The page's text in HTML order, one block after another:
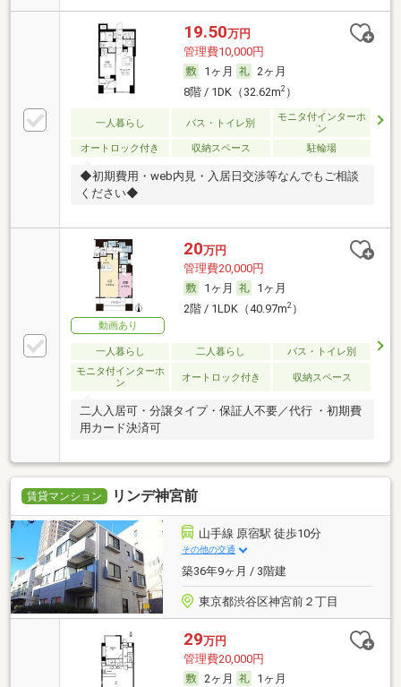
19.50万円
管理費10,000円
1ヶ月
2ヶ月
8階 / 1DK（32.62m2）
一人暮らし バス・トイレ別
モニタ付インターホ
ン
オートロック付き
収納スペース 駐輪場
◆初期費用・web内見・入居日交渉等なんでもご相談
ください◆
動画あり
20万円
管理費20,000円
1ヶ月
1ヶ月
2階 / 1LDK（40.97m2）
一人暮らし 二人暮らし
バス・トイレ別
モニタ付インターホ
ン
オートロック付き 収納スペース
二人入居可・分譲タイプ・保証人不要／代行 ・初期費
用カード決済可
賃貸マンション リンデ神宮前
山手線 原宿駅 徒歩10分
その他の交通
築36年9ヶ月 / 3階建
東京都渋谷区神宮前２丁目
29万円
管理費20,000円
2ヶ月
1ヶ月